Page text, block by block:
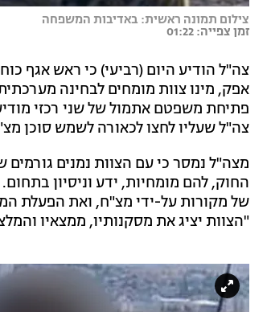
צילום תמונה ראשית: באדיבות המשפחה
זמן צפייה: 01:22
צה"ל הודיע היום (רביעי) כי ראש אגף
אפק, מינו צוות מומחים לבחינה
פתיחת משפטם אתמול של שני רכזי
צה"ל שעליו לחצו לכאורה לשמש סוכן
מצה"ל נמסר כי עם הצוות נמנים גורמים
החוק, להם מומחיות, ידע וניסיון
של מקורות על-ידי מצ"ח, ואת הפעלת
"הצוות יציג את מסקנותיו, ממצאיו